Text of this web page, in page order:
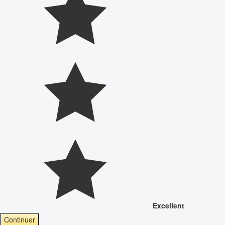
Excellent
Continuer